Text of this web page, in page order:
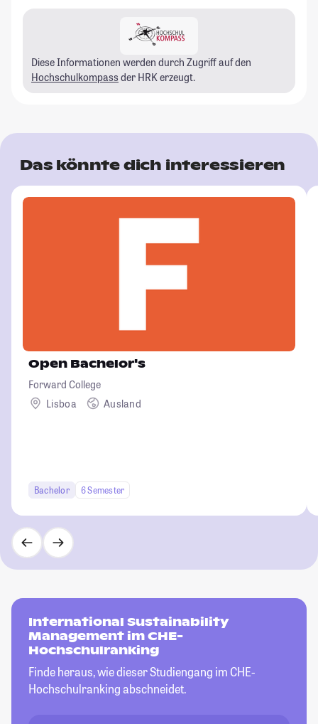
Diese Informationen werden durch Zugriff auf den
Hochschulkompass der HRK erzeugt.
Das könnte dich interessieren
Open Bachelor's
Forward College
Lisboa
Ausland
Bachelor 6 Semester
International Sustainability
Management im CHE-
Hochschulranking
Finde heraus, wie dieser Studiengang im CHE-
Hochschulranking abschneidet.